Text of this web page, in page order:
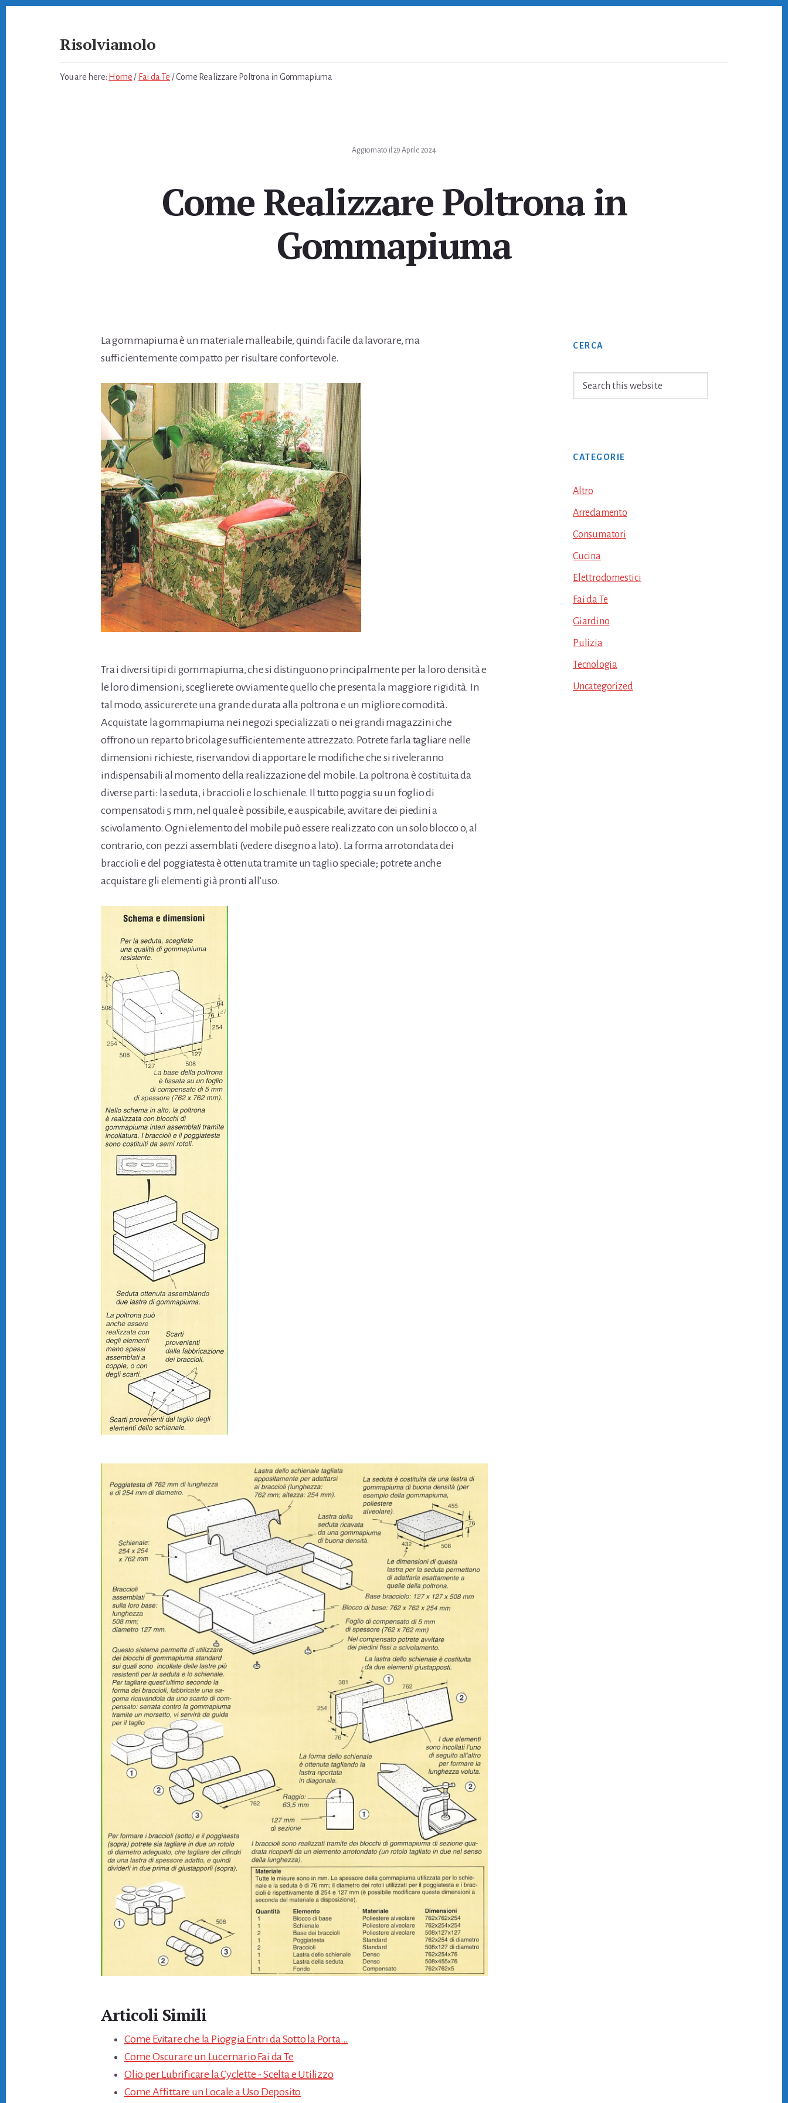
Risolviamolo
per
You are here: Home / Fai da Te /Come Realizzare Poltrona in Gommapiuma
Aggiornato il 29 Aprile 2024
Come Realizzare Poltrona in
Gommapiuma
La gommapiuma è un materiale malleabile, quindi facile da lavorare, ma
sufficientemente compatto per risultare confortevole.
Tra i diversi tipi di gommapiuma, che si distinguono principalmente per la loro densità e
le loro dimensioni, sceglierete ovviamente quello che presenta la maggiore rigidità. In
tal modo, assicurerete una grande durata alla poltrona e un migliore comodità.
Acquistate la gommapiuma nei negozi specializzati o nei grandi magazzini che
offrono un reparto bricolage sufficientemente attrezzato. Potrete farla tagliare nelle
dimensioni richieste, riservandovi di apportare le modifiche che si riveleranno
indispensabili al momento della realizzazione del mobile. La poltrona è costituita da
diverse parti: la seduta, i braccioli e lo schienale. Il tutto poggia su un foglio di
compensatodi 5 mm, nel quale è possibile, e auspicabile, avvitare dei piedini a
scivolamento. Ogni elemento del mobile può essere realizzato con un solo blocco o, al
contrario, con pezzi assemblati (vedere disegno a lato). La forma arrotondata dei
braccioli e del poggiatesta è ottenuta tramite un taglio speciale; potrete anche
acquistare gli elementi già pronti all’uso.
Articoli Simili
Come Evitare che la Pioggia Entri da Sotto la Porta…
Come Oscurare un Lucernario Fai da Te
Olio per Lubrificare la Cyclette - Scelta e Utilizzo
Come Affittare un Locale a Uso Deposito
Primary
Sidebar
CERCA
CATEGORIE
Altro
Arredamento
Consumatori
Cucina
Elettrodomestici
Fai da Te
Giardino
Pulizia
Tecnologia
Uncategorized